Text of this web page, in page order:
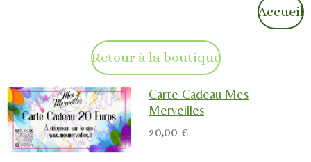
Accueil
Retour à la boutique
Carte Cadeau Mes
Merveilles
20,00 €